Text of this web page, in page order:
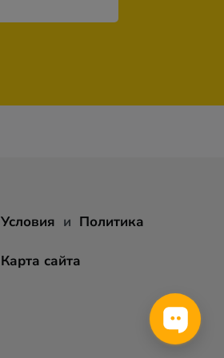
Условия и Политика
Карта сайта